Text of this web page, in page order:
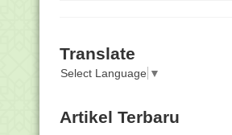
Translate
Select Language ▼
Artikel Terbaru